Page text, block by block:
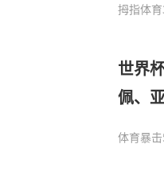
拇指体育
世界
佩、
体育暴击